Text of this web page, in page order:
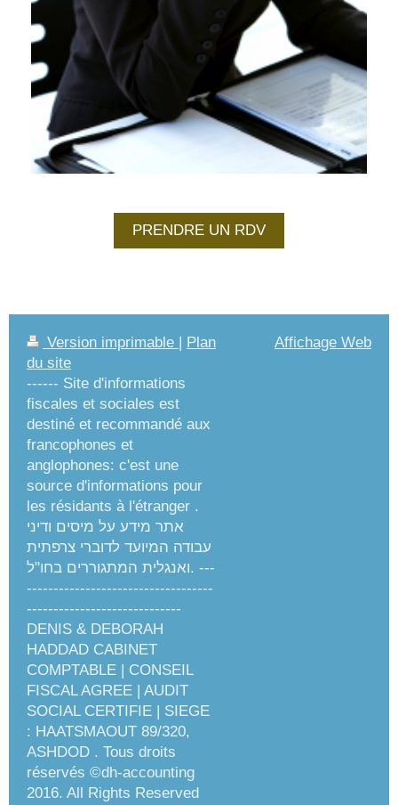
PRENDRE UN RDV
Version imprimable | Plan
du site
------ Site d'informations
fiscales et sociales est
destiné et recommandé aux
francophones et
anglophones: c'est une
source d'informations pour
les résidants à l'étranger .
אתר מידע על מיסים ודיני
עבודה המיועד לדוברי צרפתית
ואנגלית המתגוררים בחו"ל. ---
-----------------------------------
-----------------------------
DENIS & DEBORAH
HADDAD CABINET
COMPTABLE | CONSEIL
FISCAL AGREE | AUDIT
SOCIAL CERTIFIE | SIEGE
: HAATSMAOUT 89/320,
ASHDOD . Tous droits
réservés ©dh-accounting
2016. All Rights Reserved
Affichage Web